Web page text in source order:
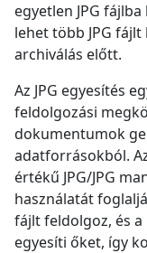
egyetlen JPG
lehet több JPG
archiválás előtt.
Az JPG egyesítés
feldolgozási
dokumentumok
adatforrásokból.
értékű JPG/JPG
használatát
fájlt feldolgoz, és
egyesíti őket, így